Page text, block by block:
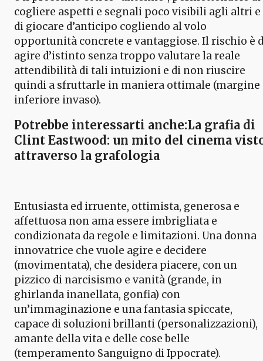
cogliere aspetti e segnali poco visibili agli altri e
di giocare d’anticipo cogliendo al volo
opportunità concrete e vantaggiose. Il rischio è
agire d’istinto senza troppo valutare la reale
attendibilità di tali intuizioni e di non riuscire
quindi a sfruttarle in maniera ottimale (margine
inferiore invaso).
Potrebbe interessarti anche:La grafia di
Clint Eastwood: un mito del cinema
attraverso la grafologia
Entusiasta ed irruente, ottimista, generosa e
affettuosa non ama essere imbrigliata e
condizionata da regole e limitazioni. Una donna
innovatrice che vuole agire e decidere
(movimentata), che desidera piacere, con un
pizzico di narcisismo e vanità (grande, in
ghirlanda inanellata, gonfia) con
un’immaginazione e una fantasia spiccate,
capace di soluzioni brillanti (personalizzazioni),
amante della vita e delle cose belle
(temperamento Sanguigno di Ippocrate).